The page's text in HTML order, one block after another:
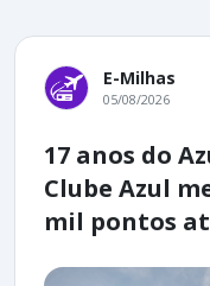
E-Milhas
05/08/2026
17 anos do
Clube Azul
mil pontos